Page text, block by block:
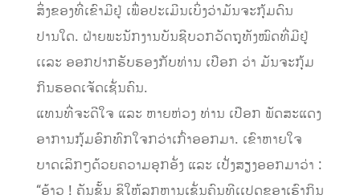
ສິ່ງຂອງທີ່ເຂົາມີຢູ່ ເພື່ອປະເມີນເບິ່ງວ່າມັນຈະກຸ້ມດົນ
ປານໃດ. ຝ່າຍພະນັກງານບັນຊີບວກວັດຖຸທັງໝົດທີ່ມີຢູ່
ເເລະ ອອກປາກຮັບຮອງກັບທ່ານ ເປືອກ ວ່າ ມັນຈະກຸ້ມ
ກິນຮອດເຈັດເຊັ່ນຄົນ.
ແທນທີ່ຈະດີໃຈ ແລະ ຫາຍຫ່ວງ ທ່ານ ເປືອກ ພັດສະແດງ
ອາການກຸ້ມອົກທົກໃຈກວ່າເກົ່າອອກມາ. ເຂົາຫາຍໃຈ
ບາດເລິກໆດ້ວຍຄວາມອຸກອັ່ງ ແລະ ເປັ່ງສຽງອອກມາວ່າ :
“ອ້າວ ! ຄັນຊັ້ນ ຊິໃຫ້ລູກຫຼານເຊັ່ນຄົນທີເເປດຂອງເຮົາກິນ